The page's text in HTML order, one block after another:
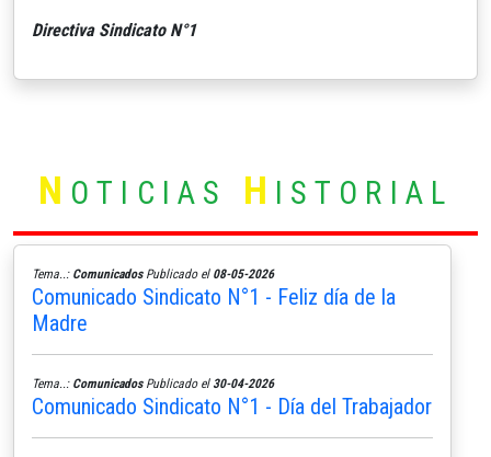
Directiva Sindicato N°1
N OTICIAS H ISTORIAL
Tema..: ComunicadosPublicado el 08-05-2026
Comunicado Sindicato N°1 - Feliz día de la
Madre
Tema..: ComunicadosPublicado el 30-04-2026
Comunicado Sindicato N°1 - Día del Trabajador